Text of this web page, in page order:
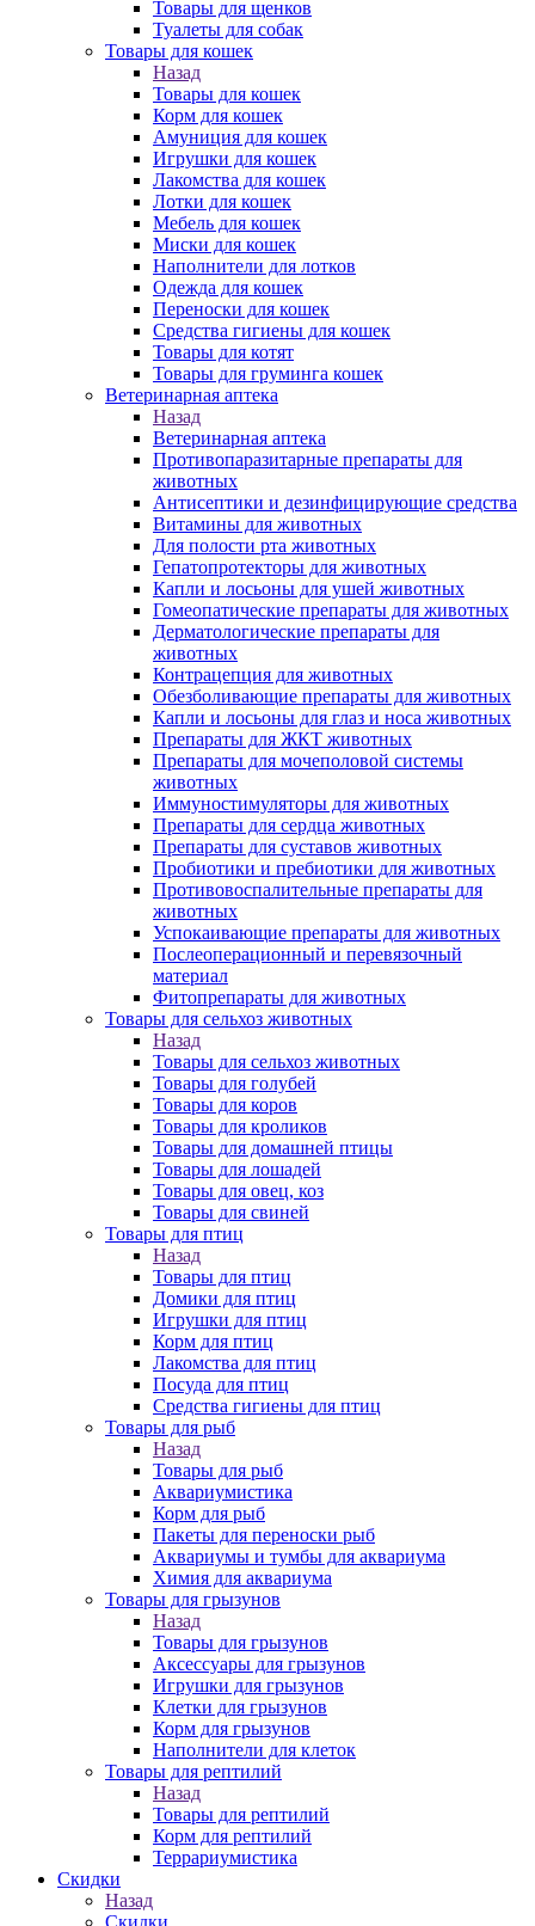
Товары для щенков
Туалеты для собак
Товары для кошек
Назад
Товары для кошек
Корм для кошек
Амуниция для кошек
Игрушки для кошек
Лакомства для кошек
Лотки для кошек
Мебель для кошек
Миски для кошек
Наполнители для лотков
Одежда для кошек
Переноски для кошек
Средства гигиены для кошек
Товары для котят
Товары для груминга кошек
Ветеринарная аптека
Назад
Ветеринарная аптека
Противопаразитарные препараты для
животных
Антисептики и дезинфицирующие средства
Витамины для животных
Для полости рта животных
Гепатопротекторы для животных
Капли и лосьоны для ушей животных
Гомеопатические препараты для животных
Дерматологические препараты для
животных
Контрацепция для животных
Обезболивающие препараты для животных
Капли и лосьоны для глаз и носа животных
Препараты для ЖКТ животных
Препараты для мочеполовой системы
животных
Иммуностимуляторы для животных
Препараты для сердца животных
Препараты для суставов животных
Пробиотики и пребиотики для животных
Противовоспалительные препараты для
животных
Успокаивающие препараты для животных
Послеоперационный и перевязочный
материал
Фитопрепараты для животных
Товары для сельхоз животных
Назад
Товары для сельхоз животных
Товары для голубей
Товары для коров
Товары для кроликов
Товары для домашней птицы
Товары для лошадей
Товары для овец, коз
Товары для свиней
Товары для птиц
Назад
Товары для птиц
Домики для птиц
Игрушки для птиц
Корм для птиц
Лакомства для птиц
Посуда для птиц
Средства гигиены для птиц
Товары для рыб
Назад
Товары для рыб
Аквариумистика
Корм для рыб
Пакеты для переноски рыб
Аквариумы и тумбы для аквариума
Химия для аквариума
Товары для грызунов
Назад
Товары для грызунов
Аксессуары для грызунов
Игрушки для грызунов
Клетки для грызунов
Корм для грызунов
Наполнители для клеток
Товары для рептилий
Назад
Товары для рептилий
Корм для рептилий
Террариумистика
Скидки
Назад
Скидки